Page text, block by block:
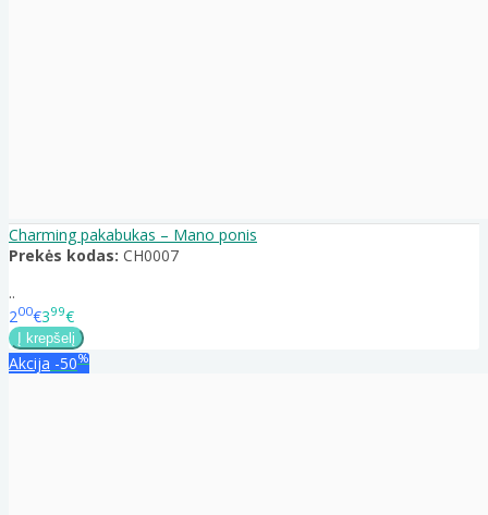
Charming pakabukas – Mano ponis
Prekės kodas: CH0007
..
200€399€
Akcija -50%